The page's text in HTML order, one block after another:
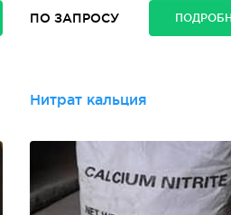
ПО ЗАПРОСУ
Нитрат кальция